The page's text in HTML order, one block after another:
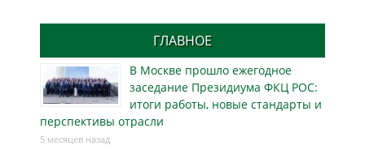
ГЛАВНОЕ
В Москве прошло ежегодное
заседание Президиума ФКЦ РОС:
итоги работы, новые стандарты и
перспективы отрасли
5 месяцев назад